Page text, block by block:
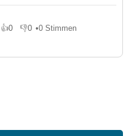
👍0
Gefällt mir
👎0
Gefällt mir nicht
•0 Stimmen